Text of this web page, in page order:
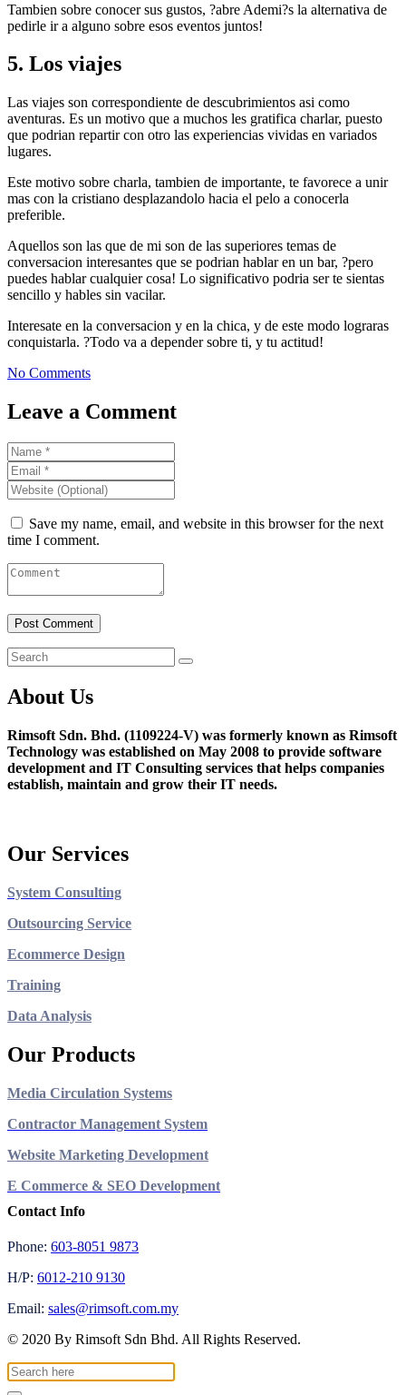
Tambien sobre conocer sus gustos, ?abre Ademi?s la alternativa de
pedirle ir a alguno sobre esos eventos juntos!
5. Los viajes
Las viajes son correspondiente de descubrimientos asi­ como
aventuras. Es un motivo que a muchos les gratifica charlar, puesto
que podri­an repartir con otro las experiencias vividas en variados
lugares.
Este motivo sobre charla, tambien de importante, te favorece a unir
mas con la cristiano desplazandolo hacia el pelo a conocerla
preferible.
Aquellos son las que de mi son de las superiores temas de
conversacion interesantes que se podri­an hablar en un bar, ?pero
puedes hablar cualquier cosa! Lo significativo podri­a ser te sientas
sencillo y hables sin vacilar.
Interesate en la conversacion y en la chica, y de este modo lograras
conquistarla. ?Todo va a depender sobre ti, y tu actitud!
No Comments
Leave a Comment
Save my name, email, and website in this browser for the next
time I comment.
About Us
Rimsoft Sdn. Bhd. (1109224-V) was formerly known as Rimsoft
Technology was established on May 2008 to provide software
development and IT Consulting services that helps companies
establish, maintain and grow their IT needs.
Our Services
System Consulting
Outsourcing Service
Ecommerce Design
Training
Data Analysis
Our Products
Media Circulation Systems
Contractor Management System
Website Marketing Development
E Commerce & SEO Development
Contact Info
Phone: 603-8051 9873
H/P: 6012-210 9130
Email: sales@rimsoft.com.my
© 2020 By Rimsoft Sdn Bhd. All Rights Reserved.